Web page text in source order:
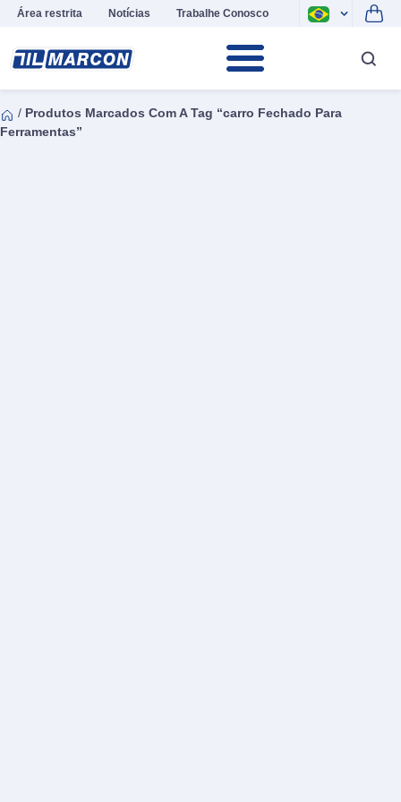
Área restrita Notícias Trabalhe Conosco
/ Produtos Marcados Com A Tag “carro Fechado Para
Ferramentas”